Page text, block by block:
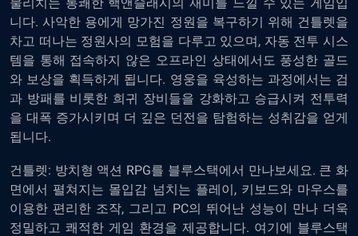
니다. 사악한 용에게 망가진 정원을 복구하기 위해 건틀렛을
차고 떠나는 정원사의 모험을 다루고 있으며, 자동 전투 시스
템을 통해 접속하지 않은 오프라인 상태에서도 풍성한 골드
와 보상을 획득하게 됩니다. 영웅을 육성하는 과정에서는 검
과 방패를 비롯한 희귀 장비들을 강화하고 승급시켜 전투력
을 대폭 증가시키며 더 깊은 던전을 탐험하는 성취감을 얻게
됩니다.
건틀렛: 방치형 액션 RPG를 블루스택에서 만나보세요. 큰 화
면에서 펼쳐지는 몰입감 넘치는 플레이, 키보드와 마우스를
이용한 편리한 조작, 그리고 PC의 뛰어난 성능이 만나 더욱
정밀하고 쾌적한 게임 환경을 제공합니다. 여기에 블루스택